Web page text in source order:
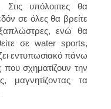
Στις υπόλοιπες θα
σε όλες θα βρείτε
ενώ θα
σε water sports,
εντυπωσιακό πάνω
σχηματίζουν την
μαγνητίζοντας τα